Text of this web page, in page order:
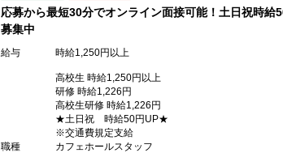
アルバイト パート
応募から最短30分でオンライン面接可能！土日祝時給
募集中
給与 時給1,250円以上
高校生 時給1,250円以上
研修 時給1,226円
高校生研修 時給1,226円
★土日祝 時給50円UP★
※交通費規定支給
職種
カフェホールスタッフ